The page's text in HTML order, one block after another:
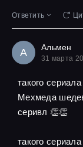
Ответить
А Альмен
31 марта
такого
Мехмеда
серивл 👏👏
такого